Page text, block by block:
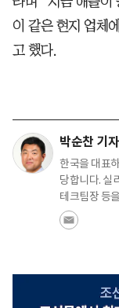
이 같은 현지 업체
고 했다.
박순찬 기자
한국을 대표
당합니다. 실
테크팀장 등